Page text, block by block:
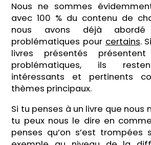
Nous ne sommes
avec 100 % du contenu de
nous avons déjà
problématiques pour certains.
livres présentés
problématiques, ils
intéressants et pertinents
thèmes principaux.
Si tu penses à un livre que nous
tu peux nous le dire en
penses qu’on s’est trompées